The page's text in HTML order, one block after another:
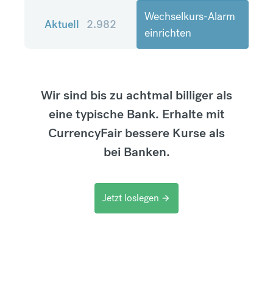
Aktuell 2.982
Wechselkurs-Alarm
einrichten
Wir sind bis zu achtmal billiger als
eine typische Bank. Erhalte mit
CurrencyFair bessere Kurse als
bei Banken.
Jetzt loslegen arrow_forward